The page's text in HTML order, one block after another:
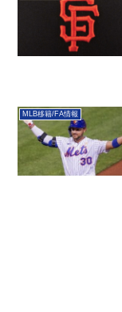
MLB移籍/FA情報